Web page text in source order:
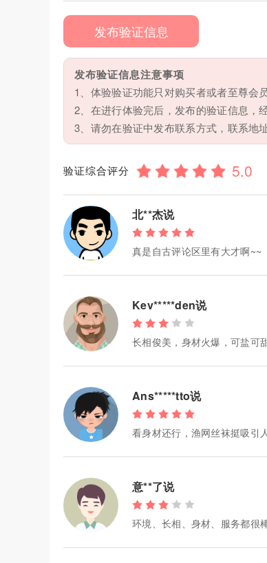
发布验证信息
发布验证信息注意事项
1、体验验证功能只对购买者或者至尊会员
2、在进行体验完后，发布的验证信息，
3、请勿在验证中发布联系方式，联系地
验证综合评分
北**杰说
真是自古评论区里有大才啊~~
Kev*****den说
长相俊美，身材火爆，可盐可
Ans*****tto说
看身材还行，渔网丝袜挺吸引
意**了说
环境、长相、身材、服务都很